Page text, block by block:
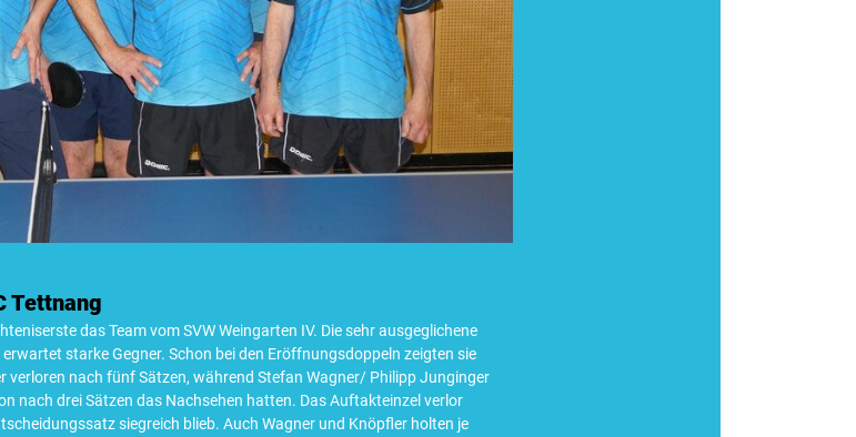
Tettnang
das Team vom SVW Weingarten IV. Die sehr ausgeglichene
starke Gegner. Schon bei den Eröffnungsdoppeln zeigten sie
verloren nach fünf Sätzen, während Stefan Wagner/ Philipp Junginger
nach drei Sätzen das Nachsehen hatten. Das Auftakteinzel verlor
siegreich blieb. Auch Wagner und Knöpfler holten je